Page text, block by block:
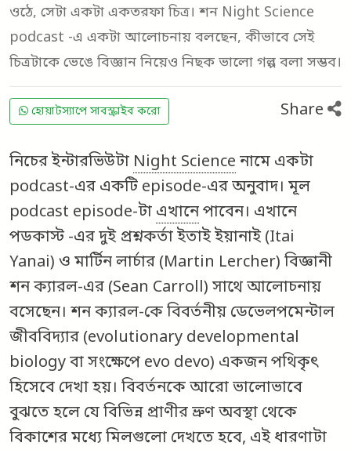
ওঠে, সেটা একটা একতরফা চিত্র। শন Night Science
podcast -এ একটা আলোচনায় বলছেন, কীভাবে সেই
চিত্রটাকে ভেঙে বিজ্ঞান নিয়েও নিছক ভালো গল্প বলা সম্ভব।
হোয়াটস্যাপে সাবস্ক্রাইব করো Share
নিচের ইন্টারভিউটা Night Science নামে একটা
podcast-এর একটি episode-এর অনুবাদ। মূল
podcast episode-টা এখানেপাবেন। এখানে
পডকাস্ট -এর দুই প্রশ্নকর্তা ইতাই ইয়ানাই (Itai
Yanai) ও মার্টিন লার্চার (Martin Lercher) বিজ্ঞানী
শন ক্যারল-এর (Sean Carroll) সাথে আলোচনায়
বসেছেন। শন ক্যারল-কে বিবর্তনীয় ডেভেলপমেন্টাল
জীববিদ্যার (evolutionary developmental
biology বা সংক্ষেপে evo devo) একজন পথিকৃৎ
হিসেবে দেখা হয়। বিবর্তনকে আরো ভালোভাবে
বুঝতে হলে যে বিভিন্ন প্রাণীর ভ্রুণ অবস্থা থেকে
বিকাশের মধ্যে মিলগুলো দেখতে হবে, এই ধারণাটা